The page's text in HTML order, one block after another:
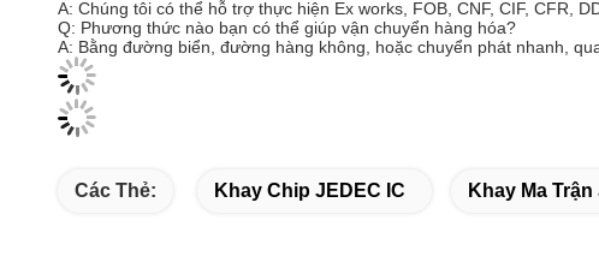
A: Chúng tôi có thể hỗ trợ thực hiện Ex works, FOB, CNF, CIF, CFR,
Q: Phương thức nào bạn có thể giúp vận chuyển hàng hóa?
A: Bằng đường biển, đường hàng không, hoặc chuyển phát nhanh,
Các Thẻ: Khay Chip JEDEC IC Khay Ma